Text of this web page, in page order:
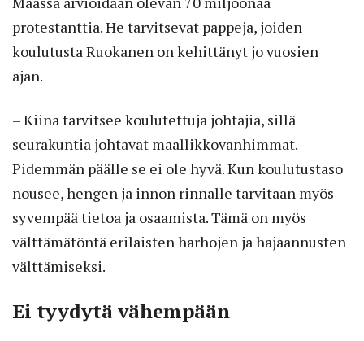
protestanttia. He tarvitsevat pappeja, joiden
koulutusta Ruokanen on kehittänyt jo ­vuosien
ajan.
– Kiina tarvitsee koulutettuja johtajia, sillä
seurakuntia johtavat maallikkovanhimmat.
Pidemmän päälle se ei ole hyvä. Kun koulutustaso
nousee, hengen ja innon rinnalle tarvitaan myös
syvempää tietoa ja osaamista. Tämä on myös
välttämätöntä erilaisten harhojen ja hajaannusten
välttämiseksi.
Ei tyydytä vähempään